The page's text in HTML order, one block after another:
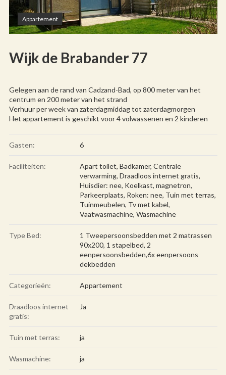
Appartement
Wijk de Brabander 77
Gelegen aan de rand van Cadzand-Bad, op 800 meter van het
centrum en 200 meter van het strand
Verhuur per week van zaterdagmiddag tot zaterdagmorgen
Het appartement is geschikt voor 4 volwassenen en 2 kinderen
Gasten: 6
Faciliteiten: Apart toilet, Badkamer, Centrale
verwarming, Draadloos internet gratis,
Huisdier: nee, Koelkast, magnetron,
Parkeerplaats, Roken: nee, Tuin met terras,
Tuinmeubelen, Tv met kabel,
Vaatwasmachine, Wasmachine
Type Bed:
1 Tweepersoonsbedden met 2 matrassen
90x200, 1 stapelbed, 2
eenpersoonsbedden,6x eenpersoons
dekbedden
Categorieën: Appartement
Draadloos internet
gratis:
Ja
Tuin met terras: ja
Wasmachine: ja